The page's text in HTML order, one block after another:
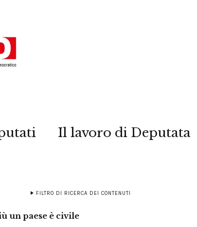
Il lavoro di Deputata
FILTRO DI RICERCA DEI CONTENUTI
un paese è civile